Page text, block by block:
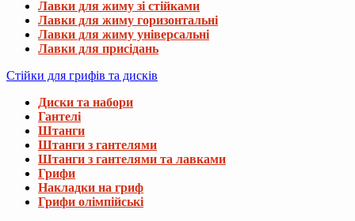
Лавки для жиму зі стійками
Лавки для жиму горизонтальні
Лавки для жиму універсальні
Лавки для присідань
Стійки для грифів та дисків
Диски та набори
Гантелі
Штанги
Штанги з гантелями
Штанги з гантелями та лавками
Грифи
Накладки на гриф
Грифи олімпійські